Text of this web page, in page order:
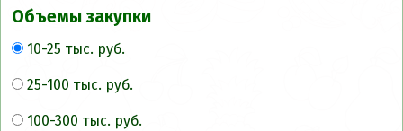
Объемы закупки
10-25 тыс. руб.
25-100 тыс. руб.
100-300 тыс. руб.